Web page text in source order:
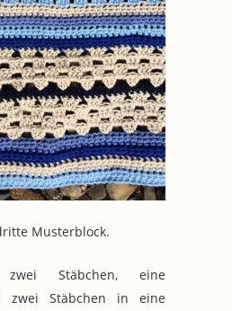
Musterblock.
Stäbchen, eine
zwei Stäbchen in eine